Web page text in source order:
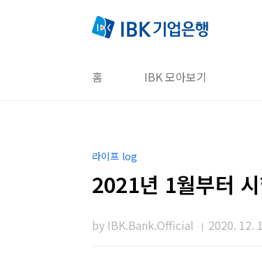
홈 IBK 모아보기
라이프 log
2021년 1월부터
by IBK.Bank.Official 2020. 12.